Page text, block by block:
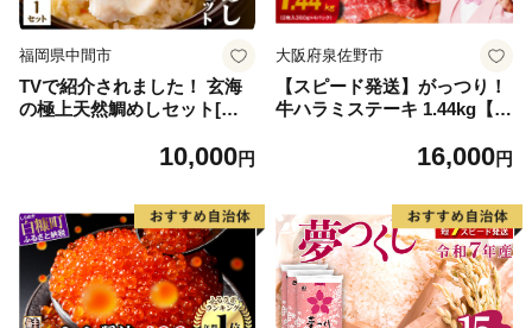
福岡県中間市
TVで紹介されました！ 玄海
の極上天然鯛めしセット[鯛
だし]【010-0001】10,000円
大阪府泉佐野市
【スピード発送】がっつり！
牛ハラミステーキ 1.44kg【氷
g×4パック 牛肉 すてーき 焼
16,000円